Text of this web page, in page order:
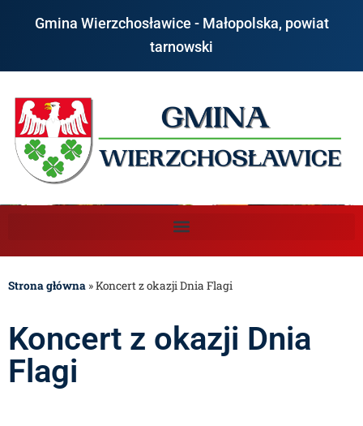
Gmina Wierzchosławice - Małopolska, powiat
tarnowski
Strona główna »Koncert z okazji Dnia Flagi
Koncert z okazji Dnia
Flagi